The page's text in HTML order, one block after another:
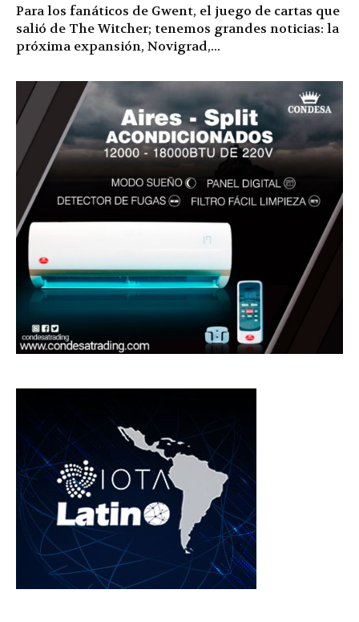
Para los fanáticos de Gwent, el juego de cartas que
salió de The Witcher; tenemos grandes noticias: la
próxima expansión, Novigrad,...